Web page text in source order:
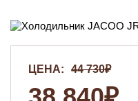
ЦЕНА: 44 730₽